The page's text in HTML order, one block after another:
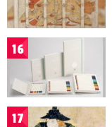
16
17